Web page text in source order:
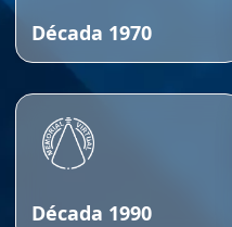
Década 1970
Década 1990